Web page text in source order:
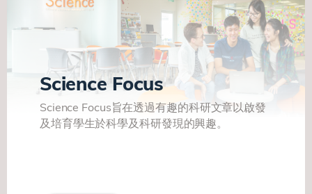
Science Focus
Science Focus旨在透過有趣的科研文章以啟發
及培育學生於科學及科研發現的興趣。